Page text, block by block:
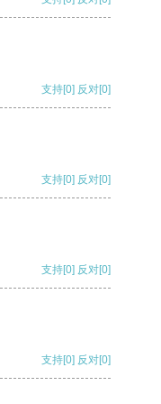
支持[0] 反对[0]
支持[0] 反对[0]
支持[0] 反对[0]
支持[0] 反对[0]